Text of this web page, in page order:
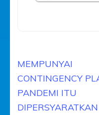
Navigasi
pos
MEMPUNYAI
CONTINGENCY
PANDEMI ITU
DIPERSYARATKAN